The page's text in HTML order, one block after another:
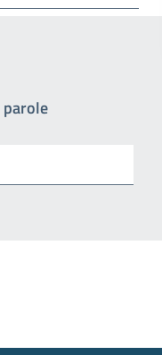
parole